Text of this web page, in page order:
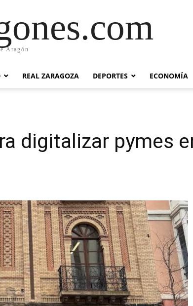
Aragón
REAL ZARAGOZA DEPORTES ECONOMÍA
digitalizar pymes